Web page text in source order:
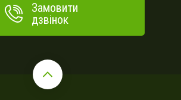
Замовити
дзвінок